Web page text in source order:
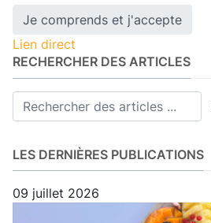
Je comprends et j'accepte
Lien direct
RECHERCHER DES ARTICLES
LES DERNIÈRES PUBLICATIONS
09 juillet 2026